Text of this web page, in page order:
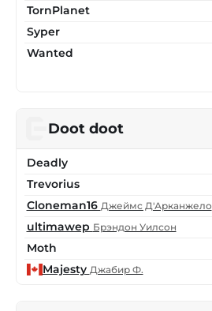
TornPlanet
Syper
Wanted
Doot doot
Deadly
Trevorius
Cloneman16 Джеймс Д'Арканжело
ultimawep Брэндон Уилсон
Moth
Majesty Джабир Ф.